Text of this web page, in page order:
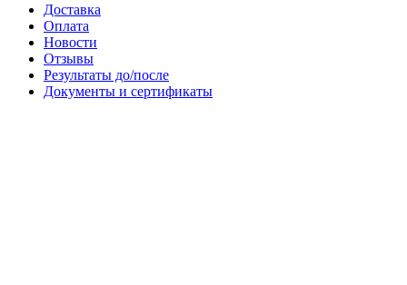
Доставка
Оплата
Новости
Отзывы
Результаты до/после
Документы и сертификаты